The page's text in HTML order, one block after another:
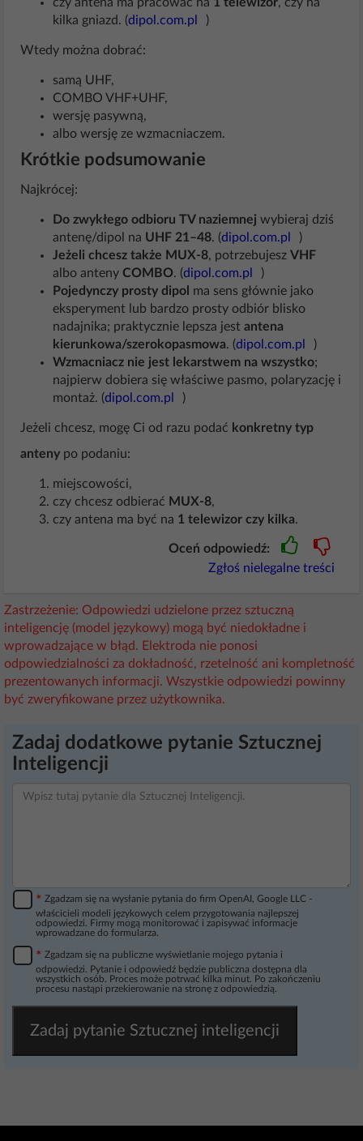
kilka gniazd. (dipol.com.pl )
Wtedy można dobrać:
samą UHF,
COMBO VHF+UHF,
wersję pasywną,
albo wersję ze wzmacniaczem.
Krótkie podsumowanie
Najkrócej:
Do zwykłego odbioru TV naziemnej wybieraj dziś
antenę/dipol na UHF 21–48. (dipol.com.pl
)
Jeżeli chcesz także MUX-8, potrzebujesz VHF
albo anteny COMBO. (dipol.com.pl
)
Pojedynczy prosty dipol ma sens głównie jako
eksperyment lub bardzo prosty odbiór blisko
nadajnika; praktycznie lepsza jest antena
kierunkowa/szerokopasmowa. (dipol.com.pl
)
Wzmacniacz nie jest lekarstwem na wszystko;
najpierw dobiera się właściwe pasmo, polaryzację i
montaż. (dipol.com.pl )
Jeżeli chcesz, mogę Ci od razu podać konkretny typ
anteny po podaniu:
miejscowości,
czy chcesz odbierać MUX-8,
czy antena ma być na 1 telewizor czy kilka.
Oceń odpowiedź:
Zgłoś nielegalne treści
Zastrzeżenie: Odpowiedzi udzielone przez sztuczną
inteligencję (model językowy) mogą być niedokładne i
wprowadzające w błąd. Elektroda nie ponosi
odpowiedzialności za dokładność, rzetelność ani kompletność
prezentowanych informacji. Wszystkie odpowiedzi powinny
być zweryfikowane przez użytkownika.
Zadaj dodatkowe pytanie Sztucznej
Inteligencji
* Zgadzam się na wysłanie pytania do firm OpenAI, Google LLC -
właścicieli modeli językowych celem przygotowania najlepszej
odpowiedzi. Firmy mogą monitorować i zapisywać informacje
wprowadzane do formularza.
* Zgadzam się na publiczne wyświetlanie mojego pytania i
odpowiedzi. Pytanie i odpowiedź będzie publiczna dostępna dla
wszystkich osób. Proces może potrwać kilka minut. Po zakończeniu
procesu nastąpi przekierowanie na stronę z odpowiedzią.
Zadaj pytanie Sztucznej inteligencji